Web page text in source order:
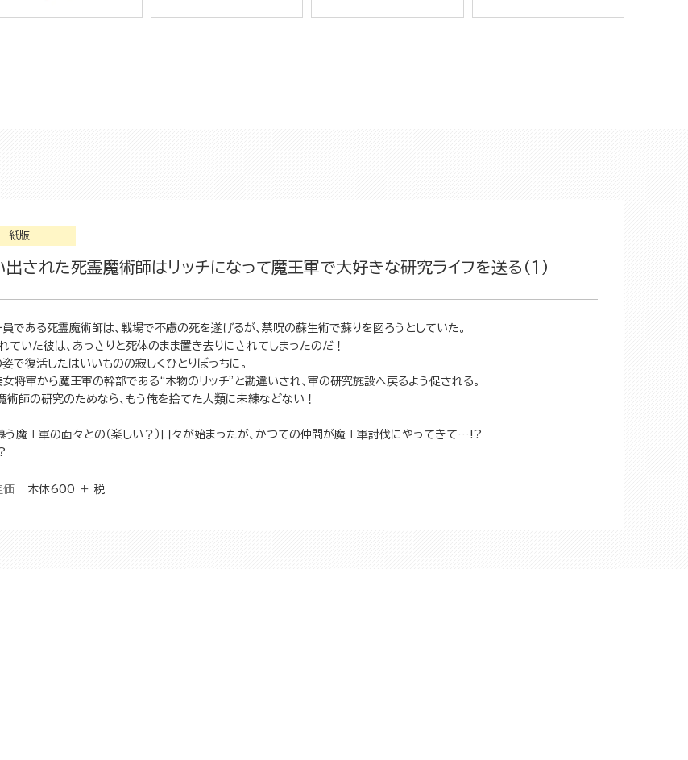
紙版
された死霊魔術師はリッチになって魔王軍で大好きな研究ライフを送る（1）
である死霊魔術師は、戦場で不慮の死を遂げるが、禁呪の蘇生術で蘇りを図ろうとしていた。
ていた彼は、あっさりと死体のまま置き去りにされてしまったのだ！
姿で復活したはいいものの寂しくひとりぼっちに。
将軍から魔王軍の幹部である“本物のリッチ”と勘違いされ、軍の研究施設へ戻るよう促される。
術師の研究のためなら、もう俺を捨てた人類に未練などない！
う魔王軍の面々との（楽しい？）日々が始まったが、かつての仲間が魔王軍討伐にやってきて…!?
価 本体600 ＋ 税